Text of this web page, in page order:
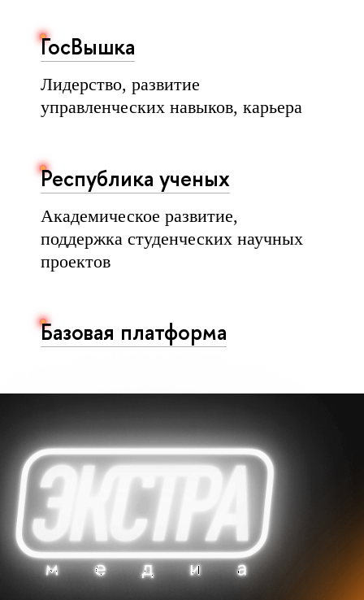
ГосВышка
Лидерство, развитие
управленческих навыков, карьера
Республика ученых
Академическое развитие,
поддержка студенческих научных
проектов
Базовая платформа